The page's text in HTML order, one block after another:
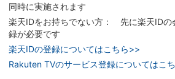
同時に実施されます
楽天IDをお持ちでない方： 先に楽天IDの
録が必要です
楽天IDの登録についてはこちら>>
Rakuten TVのサービス登録についてはこ